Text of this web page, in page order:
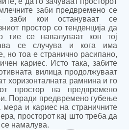
заби предвремено се
заби кои остануваат се
простор со тенденција да
тие се навалуваат кон тој
се случува и кога има
но тоа е странично расипано,
кариес. Исто така, забите
вилица продолжуваат
хоризонталната рамнина и го
простор на предвремено
Поради предвремено губење
и кариес на страничните
просторот кај што треба да
се намалува.